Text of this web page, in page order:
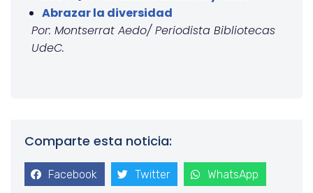
Abrazar la diversidad
Por: Montserrat Aedo/ Periodista Bibliotecas
UdeC.
Comparte esta noticia:
Facebook Twitter WhatsApp